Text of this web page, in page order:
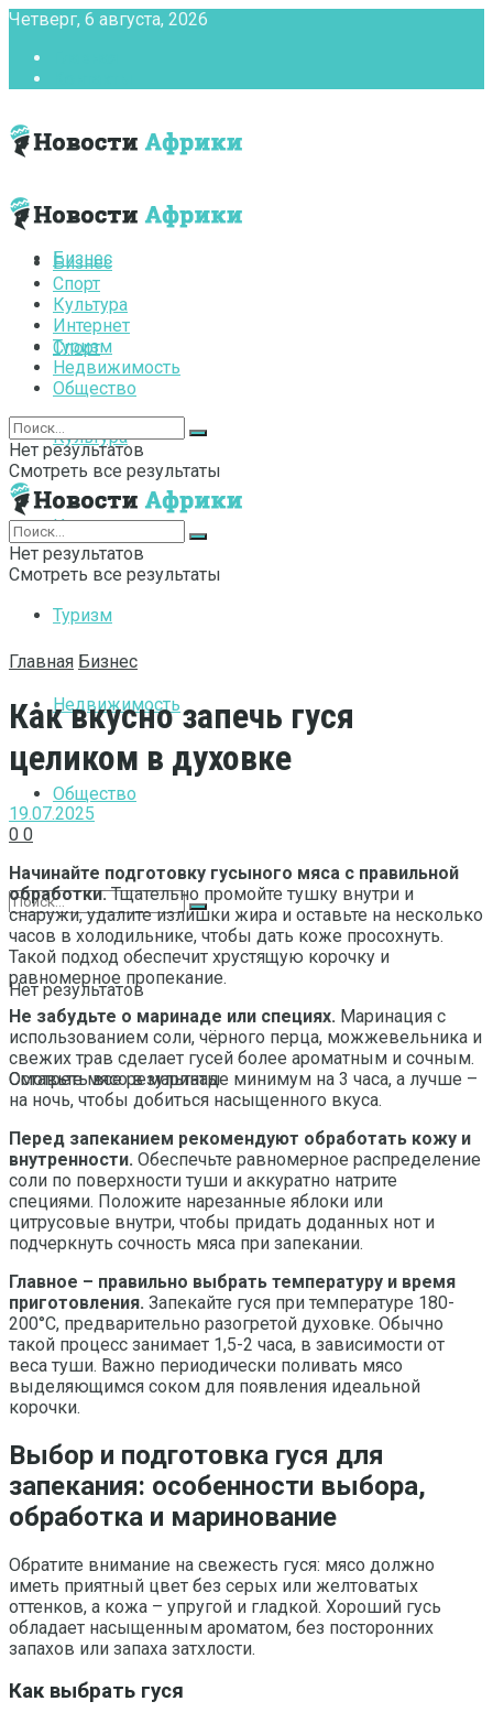
Четверг, 6 августа, 2026
Бизнес
Спорт
Культура
Интернет
Туризм
Недвижимость
Общество
Нет результатов
Смотреть все результаты
Бизнес
Спорт
Культура
Интернет
Туризм
Недвижимость
Общество
Нет результатов
Смотреть все результаты
Нет результатов
Смотреть все результаты
Главная Бизнес
Как вкусно запечь гуся
целиком в духовке
19.07.2025
0 0
Начинайте подготовку гусыного мяса с правильной
обработки.Тщательно промойте тушку внутри и
снаружи, удалите излишки жира и оставьте на несколько
часов в холодильнике, чтобы дать коже просохнуть.
Такой подход обеспечит хрустящую корочку и
равномерное пропекание.
Не забудьте о маринаде или специях. Маринация с
использованием соли, чёрного перца, можжевельника и
свежих трав сделает гусей более ароматным и сочным.
Оставьте мясо в маринаде минимум на 3 часа, а лучше –
на ночь, чтобы добиться насыщенного вкуса.
Перед запеканием рекомендуют обработать кожу и
внутренности. Обеспечьте равномерное распределение
соли по поверхности туши и аккуратно натрите
специями. Положите нарезанные яблоки или
цитрусовые внутри, чтобы придать доданных нот и
подчеркнуть сочность мяса при запекании.
Главное – правильно выбрать температуру и время
приготовления. Запекайте гуся при температуре 180-
200°C, предварительно разогретой духовке. Обычно
такой процесс занимает 1,5-2 часа, в зависимости от
веса туши. Важно периодически поливать мясо
выделяющимся соком для появления идеальной
корочки.
Выбор и подготовка гуся для
запекания: особенности выбора,
обработка и маринование
Обратите внимание на свежесть гуся: мясо должно
иметь приятный цвет без серых или желтоватых
оттенков, а кожа – упругой и гладкой. Хороший гусь
обладает насыщенным ароматом, без посторонних
запахов или запаха затхлости.
Как выбрать гуся